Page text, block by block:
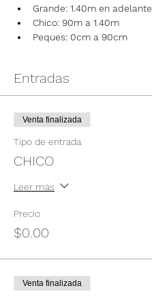
Grande: 1.40m en adelante
Chico: 90m a 1.40m
Peques: 0cm a 90cm
Entradas
Venta finalizada
Tipo de entrada
CHICO
Leer más
Precio
$0.00
Venta finalizada